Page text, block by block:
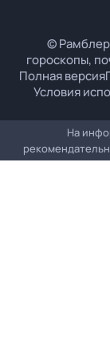
© Рамблер
гороскопы,
Полная версия
Условия
На